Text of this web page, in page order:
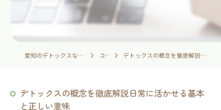
愛知のデトックスなら足湯とイネイトの家 コラム デトックスの概念を徹底解説日常に活かせる基本と正しい意味
デトックスの概念を徹底解説日常に活かせる基本
と正しい意味